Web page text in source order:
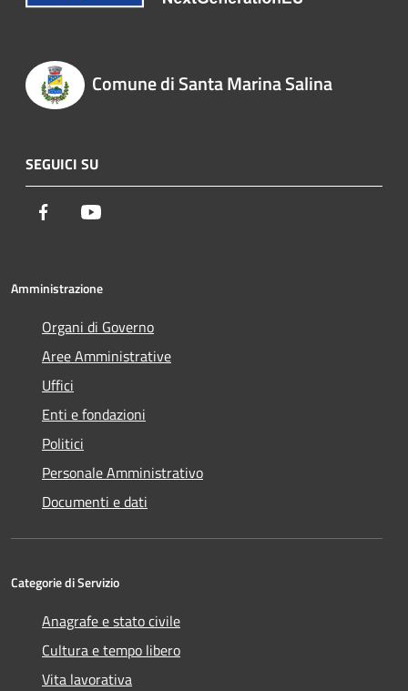
Comune di Santa Marina Salina
SEGUICI SU
Facebook
Amministrazione
Organi di Governo
Aree Amministrative
Uffici
Enti e fondazioni
Politici
Personale Amministrativo
Documenti e dati
Categorie di Servizio
Anagrafe e stato civile
Cultura e tempo libero
Vita lavorativa